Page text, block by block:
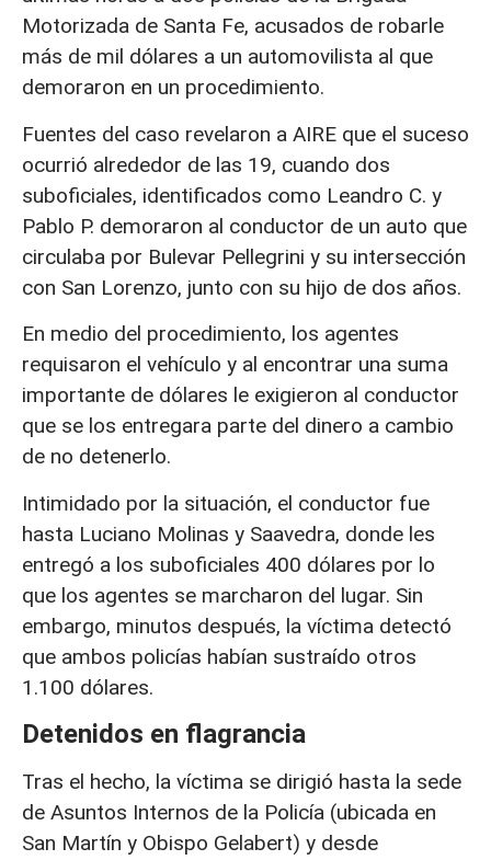
Motorizada de Santa Fe, acusados de robarle
más de mil dólares a un automovilista al que
demoraron en un procedimiento.
Fuentes del caso revelaron a AIRE que el suceso
ocurrió alrededor de las 19, cuando dos
suboficiales, identificados como Leandro C. y
Pablo P. demoraron al conductor de un auto que
circulaba por Bulevar Pellegrini y su intersección
con San Lorenzo, junto con su hijo de dos años.
En medio del procedimiento, los agentes
requisaron el vehículo y al encontrar una suma
importante de dólares le exigieron al conductor
que se los entregara parte del dinero a cambio
de no detenerlo.
Intimidado por la situación, el conductor fue
hasta Luciano Molinas y Saavedra, donde les
entregó a los suboficiales 400 dólares por lo
que los agentes se marcharon del lugar. Sin
embargo, minutos después, la víctima detectó
que ambos policías habían sustraído otros
1.100 dólares.
Detenidos en flagrancia
Tras el hecho, la víctima se dirigió hasta la sede
de Asuntos Internos de la Policía (ubicada en
San Martín y Obispo Gelabert) y desde